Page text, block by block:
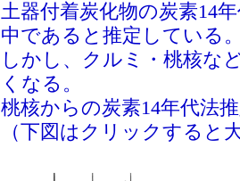
土器付着炭化物の炭素14
中であると推定している
しかし、クルミ・桃核な
くなる。
桃核からの炭素14年代法
（下図はクリックすると